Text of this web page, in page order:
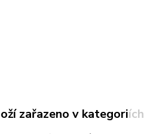
zařazeno v kategoriích